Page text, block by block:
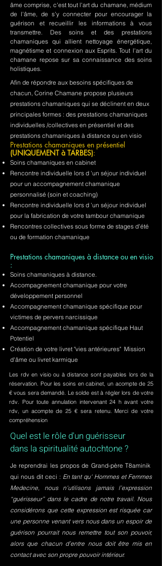
âme comprise, c'est tout l'art du chamane, médium
de l'âme, de s'y connecter pour encourager la
guérison et recueillir les informations à vous
transmettre. Des soins et des prestations
chamaniques qui allient nettoyage énergétique,
magnétisme et connexion aux Esprits. Tout l'art du
chamane repose sur sa connaissance des soins
holistiques.
Afin de répondre aux besoins spécifiques de
chacun, Corine Chamane propose plusieurs
prestations chamaniques qui se déclinent en deux
principales formes : des prestations chamaniques
individuelles /collectives en présentiel et des
prestations chamaniques à distance ou en visio
Prestations chamaniques en présentiel
(UNIQUEMENT à TARBES):
Soins chamaniques en cabinet
Rencontre individuelle lors d 'un séjour individuel
pour un accompagnement chamanique
personnalisé (soin et coaching)
Rencontre individuelle lors d 'un séjour individuel
pour la fabrication de votre tambour chamanique
Rencontres collectives sous forme de stages d'été
ou de formation chamanique
Prestations chamaniques à distance ou en visio
:
Soins chamaniques à distance.
Accompagnement chamanique pour votre
développement personnel
Accompagnement chamanique spécifique pour
victimes de pervers narcissique
Accompagnement chamanique spécifique Haut
Potentiel
Création de votre livret "vies antérieures" Mission
d'âme ou livret karmique
Les rdv en visio ou à distance sont payables lors de la
réservation. Pour les soins en cabinet, un acompte de 25
€ vous sera demandé. Le solde est à régler lors de votre
rdv. Pour toute annulation intervenant 24 h avant votre
rdv, un acompte de 25 € sera retenu. Merci de votre
compréhension
Quel est le rôle d'un guérisseur
dans la spiritualité autochtone ?
Je reprendrai les propos de Grand-père T8aminik
qui nous dit ceci : En tant qu' Hommes et Femmes
Medecine, nous n'utilisons jamais l’expression
“guérisseur” dans le cadre de notre travail. Nous
considérons que cette expression est risquée car
une personne venant vers nous dans un espoir de
guérison pourrait nous remettre tout son pouvoir,
alors que chacun d’entre nous doit être mis en
contact avec son propre pouvoir intérieur.